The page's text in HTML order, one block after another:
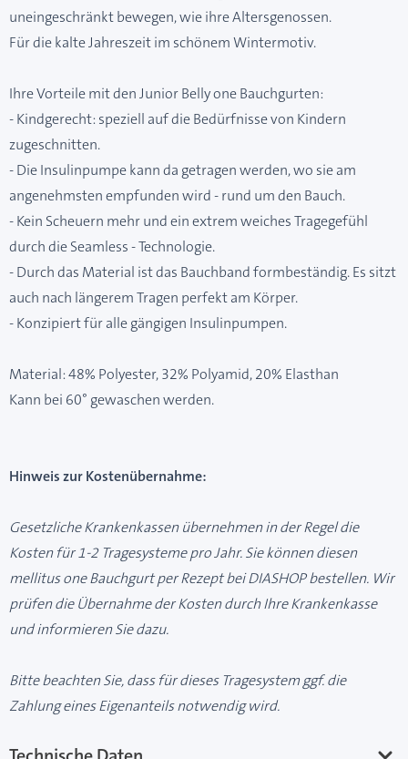
uneingeschränkt bewegen, wie ihre Altersgenossen.
Für die kalte Jahreszeit im schönem Wintermotiv.
Ihre Vorteile mit den Junior Belly one Bauchgurten:
- Kindgerecht: speziell auf die Bedürfnisse von Kindern
zugeschnitten.
- Die Insulinpumpe kann da getragen werden, wo sie am
angenehmsten empfunden wird - rund um den Bauch.
- Kein Scheuern mehr und ein extrem weiches Tragegefühl
durch die Seamless - Technologie.
- Durch das Material ist das Bauchband formbeständig. Es sitzt
auch nach längerem Tragen perfekt am Körper.
- Konzipiert für alle gängigen Insulinpumpen.
Material: 48% Polyester, 32% Polyamid, 20% Elasthan
Kann bei 60° gewaschen werden.
Hinweis zur Kostenübernahme:
Gesetzliche Krankenkassen übernehmen in der Regel die
Kosten für 1-2 Tragesysteme pro Jahr. Sie können diesen
mellitus one Bauchgurt per Rezept bei DIASHOP bestellen. Wir
prüfen die Übernahme der Kosten durch Ihre Krankenkasse
und informieren Sie dazu.
Bitte beachten Sie, dass für dieses Tragesystem ggf. die
Zahlung eines Eigenanteils notwendig wird.